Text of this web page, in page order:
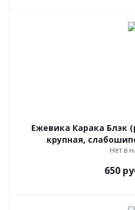
Ежевика Карака Блэк
крупная,
Нет в
650